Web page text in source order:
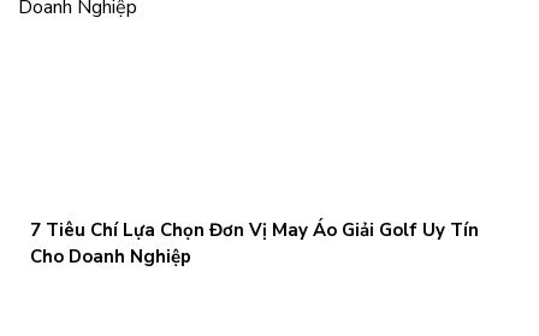
7 Tiêu Chí Lựa Chọn Đơn Vị May Áo Giải Golf Uy Tín
Cho Doanh Nghiệp